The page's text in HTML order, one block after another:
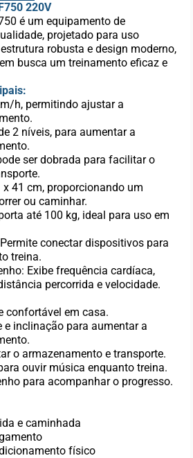
220V
é um equipamento de
projetado para uso
robusta e design moderno,
busca um treinamento eficaz e
h, permitindo ajustar a
2 níveis, para aumentar a
ser dobrada para facilitar o
x 41 cm, proporcionando um
ou caminhar.
até 100 kg, ideal para uso em
conectar dispositivos para
treina.
Exibe frequência cardíaca,
percorrida e velocidade.
confortável em casa.
e inclinação para aumentar a
o armazenamento e transporte.
ouvir música enquanto treina.
para acompanhar o progresso.
e caminhada
físico